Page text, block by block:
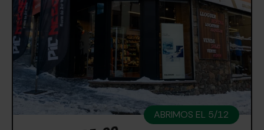
ABRIMOS EL 5/12